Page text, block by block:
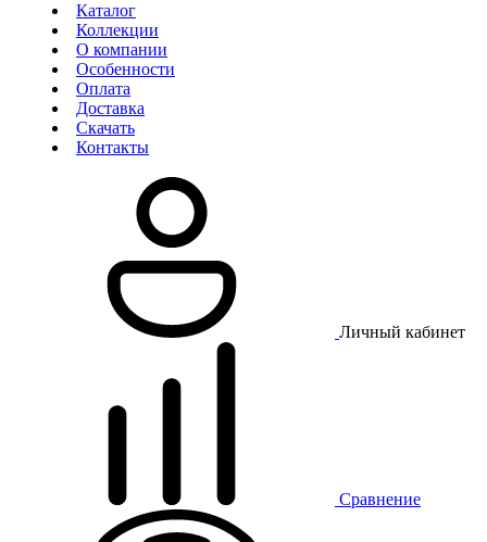
Каталог
Коллекции
О компании
Особенности
Оплата
Доставка
Скачать
Контакты
Личный кабинет
Сравнение